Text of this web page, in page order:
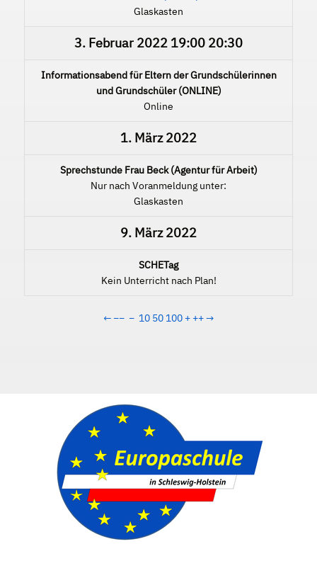
Glaskasten
3. Februar 2022 19:00 20:30
Informationsabend für Eltern der Grundschülerinnen
und Grundschüler (ONLINE)
Online
1. März 2022
Sprechstunde Frau Beck (Agentur für Arbeit)
Nur nach Voranmeldung unter:
Glaskasten
9. März 2022
SCHETag
Kein Unterricht nach Plan!
← −− − 10 50 100 + ++→